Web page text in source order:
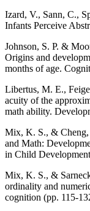
Izard, V., Sann, C.,
Infants Perceive
Johnson, S. P. &
Origins and
months of age.
Libertus, M. E.,
acuity of the
math ability.
Mix, K. S., & Cheng,
and Math:
in Child
Mix, K. S., &
ordinality and
cognition (pp. 115-